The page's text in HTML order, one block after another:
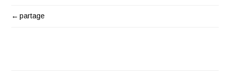
NAVIGATION
partage